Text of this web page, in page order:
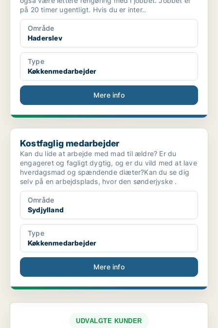
på 20 timer ugentligt. Hvis du er inter..
Område
Haderslev
Type
Køkkenmedarbejder
Mere info
Kostfaglig medarbejder
Kostfaglig medarbejder
Kan du lide at arbejde med mad til ældre? Er du
engageret og fagligt dygtig, og er du vild med at lave
hverdagsmad og spændende diæter?Kan du se dig
selv på en arbejdsplads, hvor den sønderjyske .
Område
Sydjylland
Type
Køkkenmedarbejder
Mere info
UDVALGTE KUNDER